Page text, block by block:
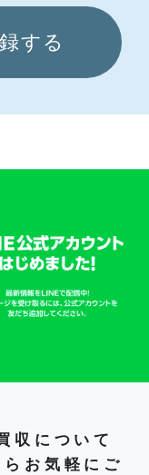
する
収について
お気軽にご